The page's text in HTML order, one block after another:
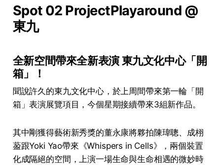
Spot 02 ProjectPlayaround @
東九
全新空間帶來全新表演 東九文化中心「開
箱」！
聞說許久的東九文化中心，於上周間帶來第一輪「開
箱」表演展覽項目，今個星期接續帶來3組新作品。
其中剛獲得藝術新秀獎的董永康將夥拍陳瑋聰、成栩
萾跟Yoki Yao帶來《Whispers in Cells》，兩個裝置
化成隔絕的空間，上演一場生命與生命相遇的微妙時